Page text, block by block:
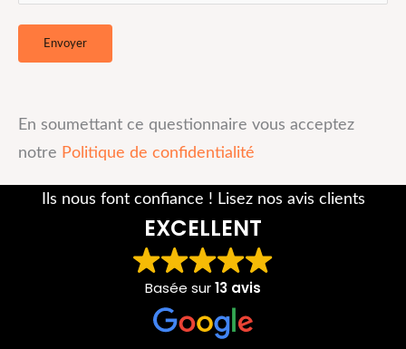
En soumettant ce questionnaire vous acceptez
notre Politique de confidentialité
Ils nous font confiance ! Lisez nos avis clients
EXCELLENT
Basée sur13 avis